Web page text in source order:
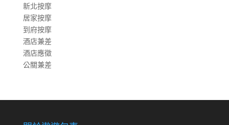
新北按摩
居家按摩
到府按摩
酒店兼差
酒店應徵
公關兼差